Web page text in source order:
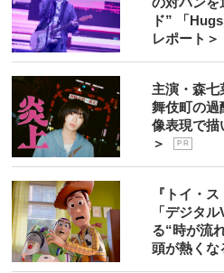
ド” 「
レポート＞
主演・森
舞伎町の過
像表現で描
＞
P R
『トイ・
「デジタ
る“時が流
頭が熱くな